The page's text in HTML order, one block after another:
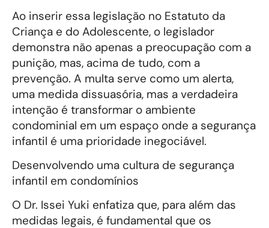
Ao inserir essa legislação no Estatuto da
Criança e do Adolescente, o legislador
demonstra não apenas a preocupação com a
punição, mas, acima de tudo, com a
prevenção. A multa serve como um alerta,
uma medida dissuasória, mas a verdadeira
intenção é transformar o ambiente
condominial em um espaço onde a segurança
infantil é uma prioridade inegociável.
Desenvolvendo uma cultura de segurança
infantil em condomínios
O Dr. Issei Yuki enfatiza que, para além das
medidas legais, é fundamental que os